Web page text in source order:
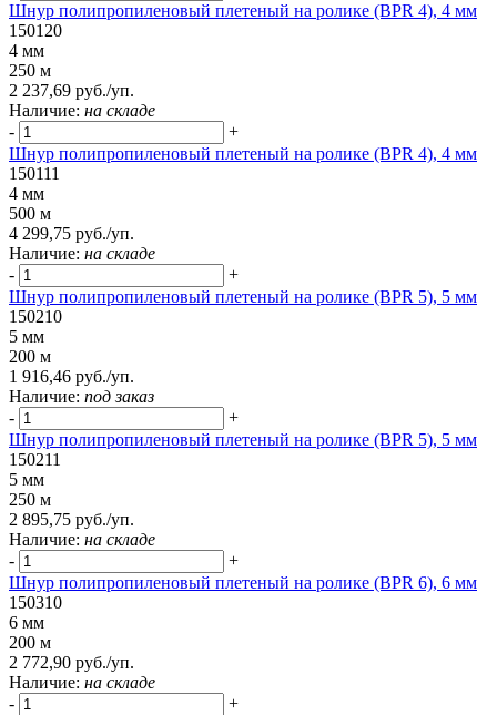
Шнур полипропиленовый плетеный на ролике (BPR 4), 4 мм
150120
4 мм
250 м
2 237,69 руб./уп.
Наличие: на складе
-
+
Шнур полипропиленовый плетеный на ролике (BPR 4), 4 мм
150111
4 мм
500 м
4 299,75 руб./уп.
Наличие: на складе
-
+
Шнур полипропиленовый плетеный на ролике (BPR 5), 5 мм
150210
5 мм
200 м
1 916,46 руб./уп.
Наличие: под заказ
-
+
Шнур полипропиленовый плетеный на ролике (BPR 5), 5 мм
150211
5 мм
250 м
2 895,75 руб./уп.
Наличие: на складе
-
+
Шнур полипропиленовый плетеный на ролике (BPR 6), 6 мм
150310
6 мм
200 м
2 772,90 руб./уп.
Наличие: на складе
-
+